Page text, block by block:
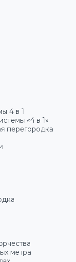
4 в 1
«4 в 1»
перегородка
метра